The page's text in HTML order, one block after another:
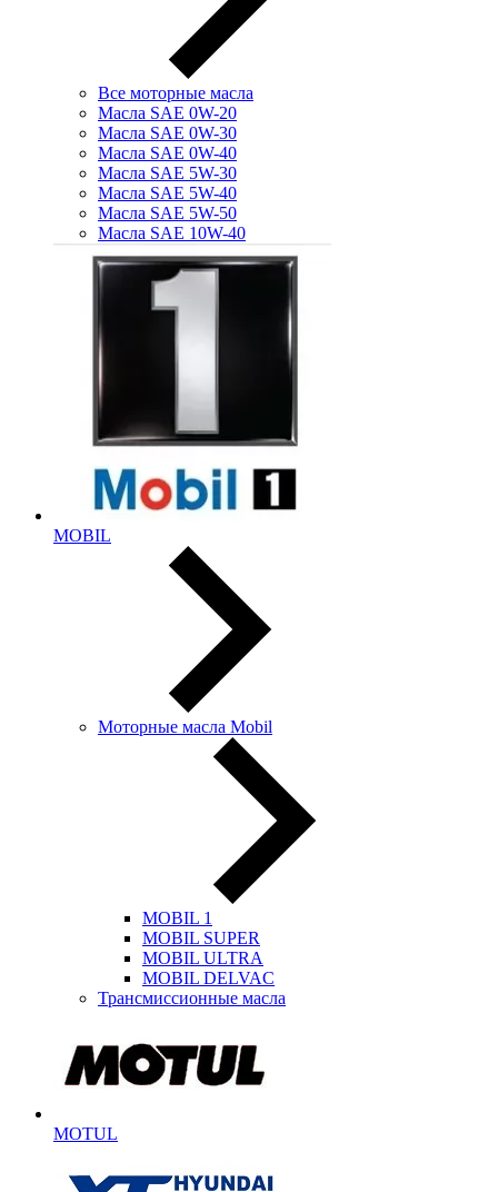
Все моторные масла
Масла SAE 0W-20
Масла SAE 0W-30
Масла SAE 0W-40
Масла SAE 5W-30
Масла SAE 5W-40
Масла SAE 5W-50
Масла SAE 10W-40
MOBIL
Моторные масла Mobil
MOBIL 1
MOBIL SUPER
MOBIL ULTRA
MOBIL DELVAC
Трансмиссионные масла
MOTUL